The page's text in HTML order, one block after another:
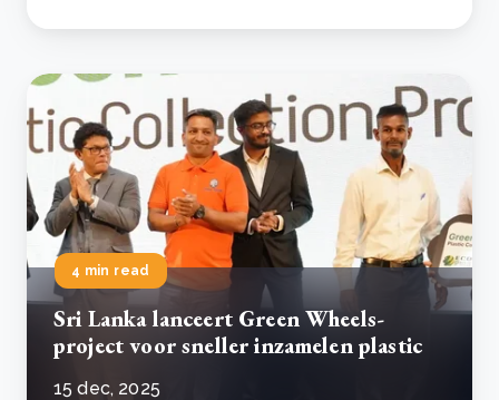
4 min read
Sri Lanka lanceert Green Wheels-
project voor sneller inzamelen plastic
15 dec, 2025